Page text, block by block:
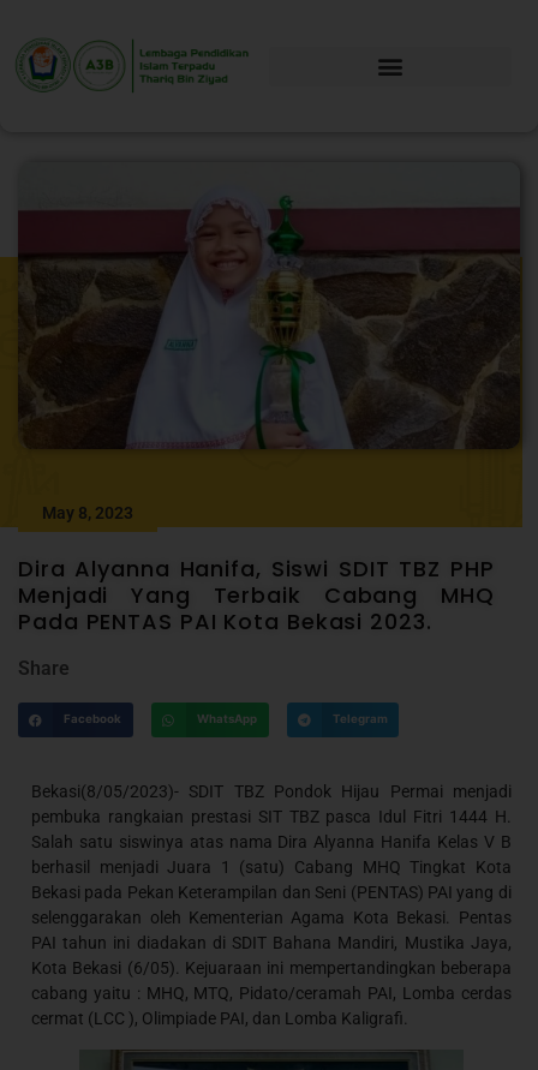
May 8, 2023
Dira Alyanna Hanifa, Siswi SDIT TBZ PHP
Menjadi Yang Terbaik Cabang MHQ
Pada PENTAS PAI Kota Bekasi 2023.
Share
Facebook WhatsApp Telegram
Bekasi(8/05/2023)- SDIT TBZ Pondok Hijau Permai menjadi
pembuka rangkaian prestasi SIT TBZ pasca Idul Fitri 1444 H.
Salah satu siswinya atas nama Dira Alyanna Hanifa Kelas V B
berhasil menjadi Juara 1 (satu) Cabang MHQ Tingkat Kota
Bekasi pada Pekan Keterampilan dan Seni (PENTAS) PAI yang di
selenggarakan oleh Kementerian Agama Kota Bekasi. Pentas
PAI tahun ini diadakan di SDIT Bahana Mandiri, Mustika Jaya,
Kota Bekasi (6/05). Kejuaraan ini mempertandingkan beberapa
cabang yaitu : MHQ, MTQ, Pidato/ceramah PAI, Lomba cerdas
cermat (LCC ), Olimpiade PAI, dan Lomba Kaligrafi.